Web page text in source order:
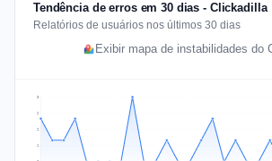
Tendência de erros em 30 dias - Clickadilla
Relatórios de usuários nos últimos 30 dias
Exibir mapa de instabilidades do
1
2
2
3